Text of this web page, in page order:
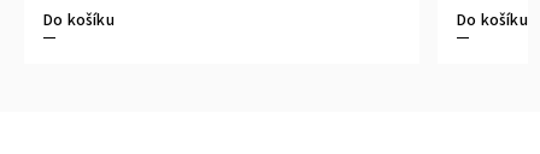
Do košíku Do košíku